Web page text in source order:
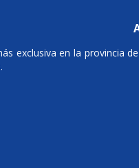
exclusiva en la provincia